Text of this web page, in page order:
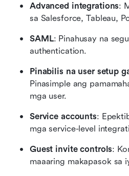
Advanced integrations:
sa Salesforce, Tableau,
SAML: Pinahusay na
authentication.
Pinabilis na user setup
Pinasimple ang
mga user.
Service accounts:
mga service-level
Guest invite controls:
maaaring makapasok sa